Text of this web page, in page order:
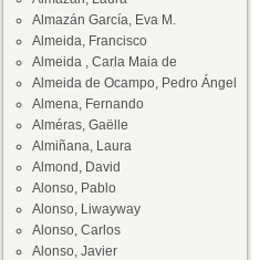
Almazán García, Eva M.
Almeida, Francisco
Almeida , Carla Maia de
Almeida de Ocampo, Pedro Ángel
Almena, Fernando
Alméras, Gaëlle
Almiñana, Laura
Almond, David
Alonso, Pablo
Alonso, Liwayway
Alonso, Carlos
Alonso, Javier